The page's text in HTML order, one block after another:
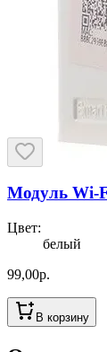
Модуль Wi-
Цвет:
белый
99,00р.
В корзину